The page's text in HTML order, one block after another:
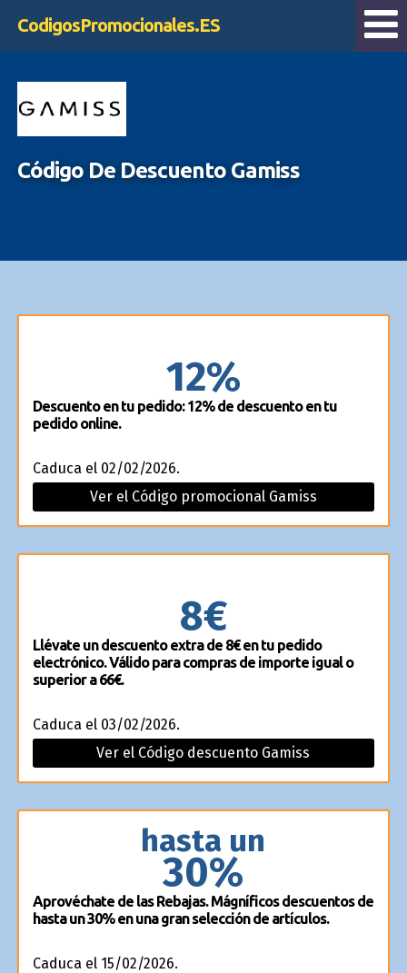
CodigosPromocionales.ES
Código De Descuento Gamiss
12%
Descuento en tu pedido: 12% de descuento en tu
pedido online.
Caduca el 02/02/2026.
Ver el Código promocional Gamiss
8€
Llévate un descuento extra de 8€ en tu pedido
electrónico. Válido para compras de importe igual o
superior a 66€.
Caduca el 03/02/2026.
Ver el Código descuento Gamiss
hasta un
30%
Aprovéchate de las Rebajas. Mágníficos descuentos de
hasta un 30% en una gran selección de artículos.
Caduca el 15/02/2026.